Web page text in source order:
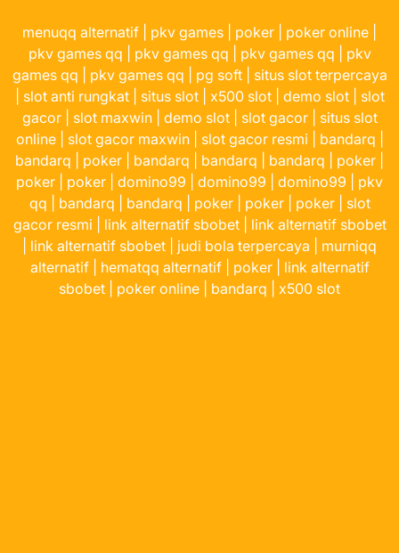
menuqq alternatif pkv games poker poker online
pkv games qq
pkv games qq pkv games qq
pkv
games qq
pkv games qq pg soft| situs slot terpercaya
slot anti rungkat| situs slot| x500 slot| demo slot| slot
gacor| slot maxwin| demo slot| slot gacor| situs slot
online| slot gacor maxwin| slot gacor resmi bandarq
bandarq
poker bandarq bandarq bandarq poker
poker
poker domino99 domino99 domino99
pkv
qq
bandarq bandarq poker| poker| poker| slot
gacor resmi
link alternatif sbobet| link alternatif sbobet
link alternatif sbobet judi bola terpercaya
murniqq
alternatif| hematqq alternatif| poker| link alternatif
sbobet
poker online bandarq x500 slot